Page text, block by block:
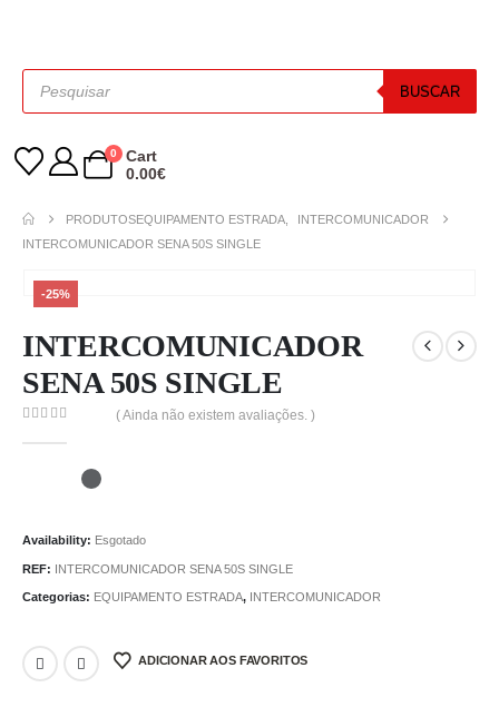
BUSCAR
0
Cart
0.00€
PRODUTOSEQUIPAMENTO ESTRADA
INTERCOMUNICADOR
INTERCOMUNICADOR SENA 50S SINGLE
-25%
INTERCOMUNICADOR
SENA 50S SINGLE
( Ainda não existem avaliações. )
Availability: Esgotado
REF: INTERCOMUNICADOR SENA 50S SINGLE
Categorias: EQUIPAMENTO ESTRADA, INTERCOMUNICADOR
ADICIONAR AOS FAVORITOS